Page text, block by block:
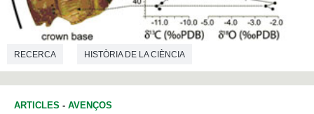
RECERCA HISTÒRIA DE LA CIÈNCIA
CIÈNCIES AMBIENTALS PALEONTOLOGIA
ARTICLES - AVENÇOS